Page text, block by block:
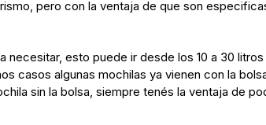
pero con la ventaja de que son
esto puede ir desde los 10 a 30
casos algunas mochilas ya vienen con la
sin la bolsa, siempre tenés la ventaja de